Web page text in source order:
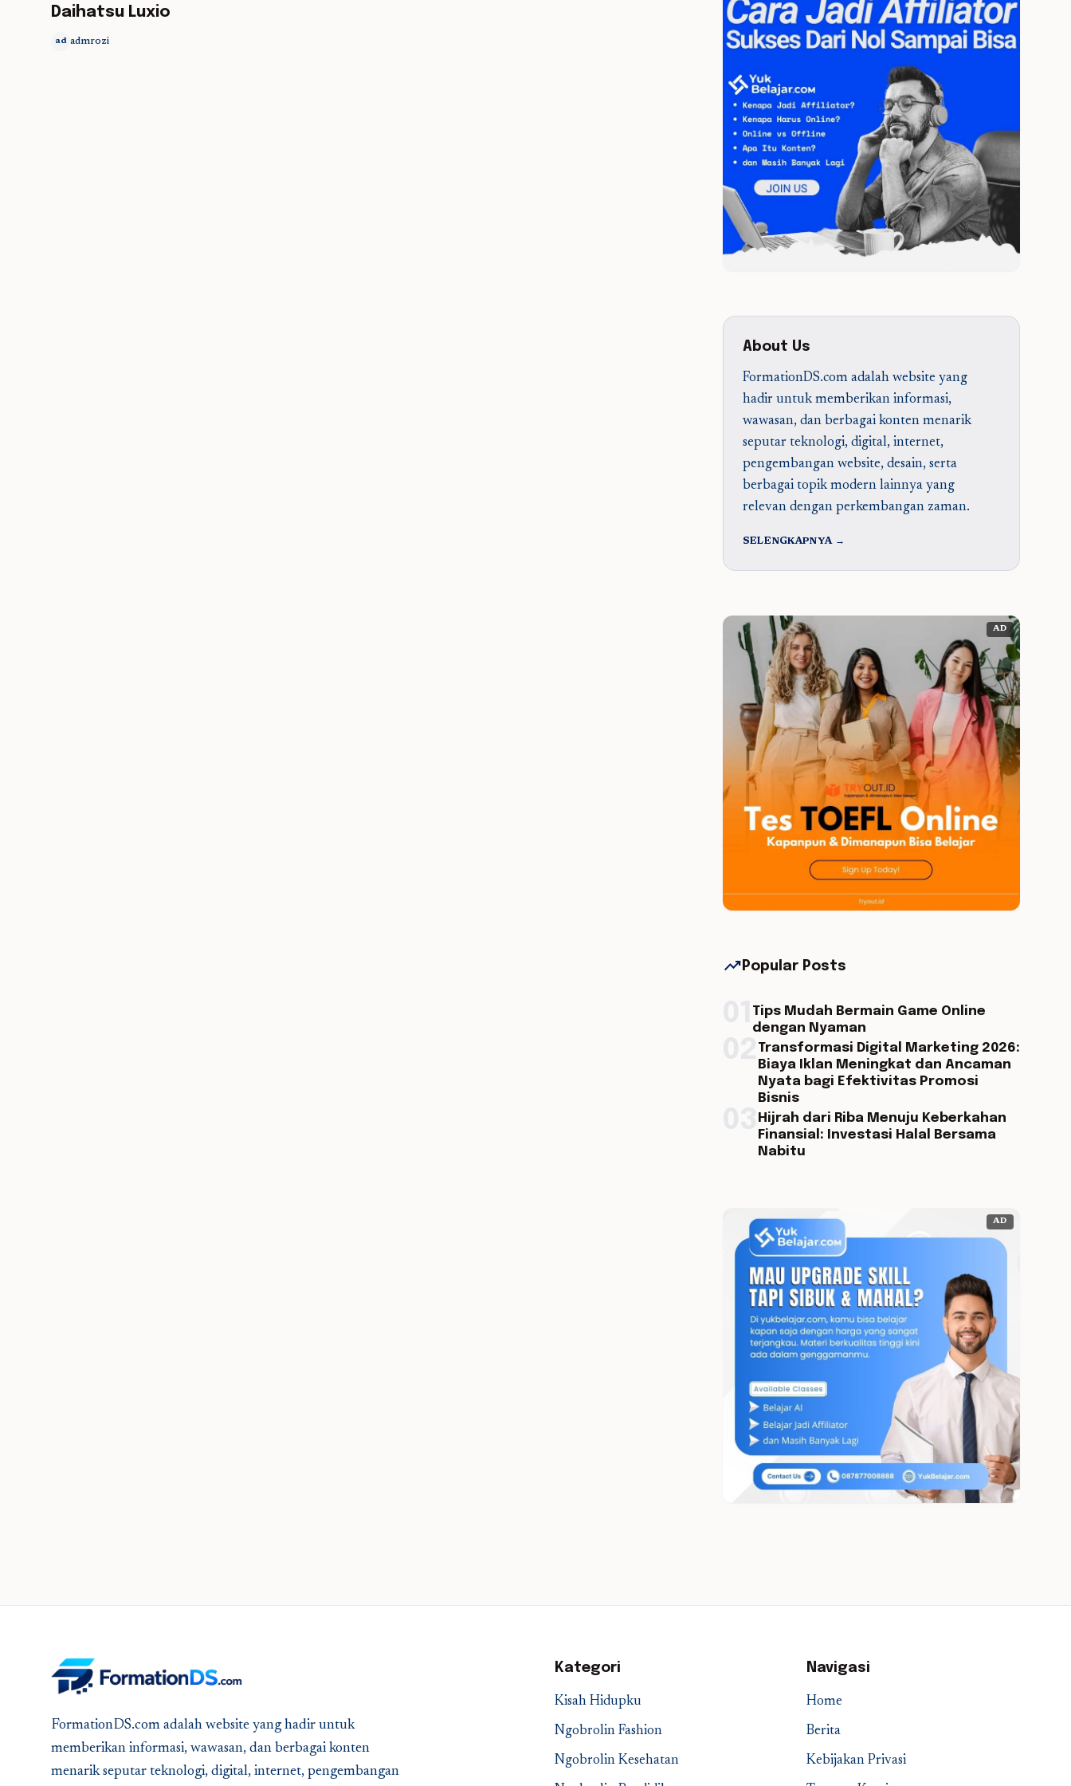
Daihatsu Luxio
ad admrozi
About Us
FormationDS.com adalah website yang
hadir untuk memberikan informasi,
wawasan, dan berbagai konten menarik
seputar teknologi, digital, internet,
pengembangan website, desain, serta
berbagai topik modern lainnya yang
relevan dengan perkembangan zaman.
SELENGKAPNYA →
AD
trending_up Popular Posts
Tips Mudah Bermain Game Online
dengan Nyaman
Transformasi Digital Marketing 2026:
Biaya Iklan Meningkat dan Ancaman
Nyata bagi Efektivitas Promosi
Bisnis
Hijrah dari Riba Menuju Keberkahan
Finansial: Investasi Halal Bersama
Nabitu
AD
FormationDS.com adalah website yang hadir untuk
memberikan informasi, wawasan, dan berbagai konten
menarik seputar teknologi, digital, internet, pengembangan
Kategori
Kisah Hidupku
Ngobrolin Fashion
Ngobrolin Kesehatan
Navigasi
Home
Berita
Kebijakan Privasi